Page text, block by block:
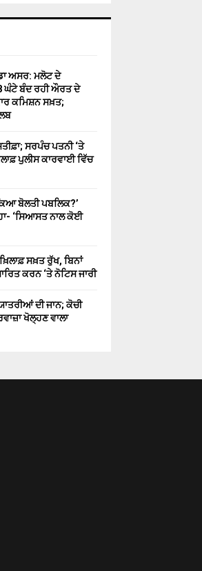
ਅਸਰ: ਮਲੋਟ ਦੇ
ਘੰਟੇ ਬੰਦ ਰਹੀ ਔਰਤ ਦੇ
ਕਮਿਸ਼ਨ ਸਖ਼ਤ;
ਸਰਪੰਚ ਪਤਨੀ ‘ਤੇ
ਪੁਲੀਸ ਕਾਰਵਾਈ ਵਿੱਚ
ਬੋਲਤੀ ਪਬਲਿਕ?’
‘ਸਿਆਸਤ ਨਾਲ ਕੋਈ
ਸਖ਼ਤ ਰੁੱਖ, ਬਿਨਾਂ
ਕਰਨ ‘ਤੇ ਨੋਟਿਸ ਜਾਰੀ
ਦੀ ਜਾਨ; ਕੋਚੀ
ਖੋਲ੍ਹਣ ਵਾਲਾ